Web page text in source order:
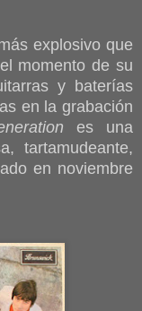
explosivo que
momento de su
y baterías
en la grabación
es una
tartamudeante,
en noviembre